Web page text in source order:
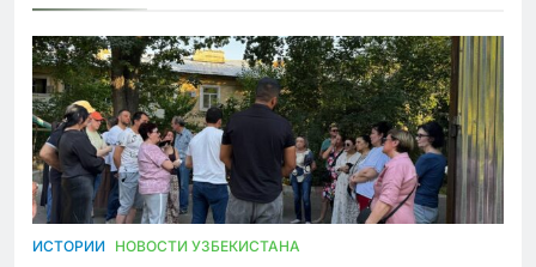
ИСТОРИИ НОВОСТИ УЗБЕКИСТАНА